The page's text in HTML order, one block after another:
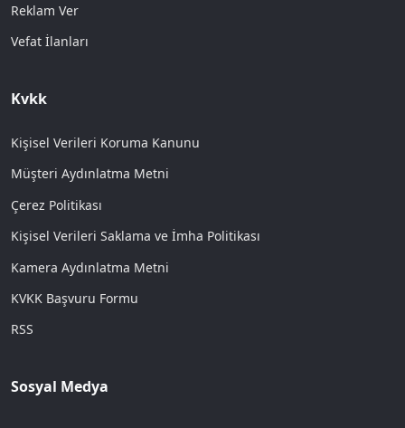
Reklam Ver
Vefat İlanları
Kvkk
Kişisel Verileri Koruma Kanunu
Müşteri Aydınlatma Metni
Çerez Politikası
Kişisel Verileri Saklama ve İmha Politikası
Kamera Aydınlatma Metni
KVKK Başvuru Formu
RSS
Sosyal Medya